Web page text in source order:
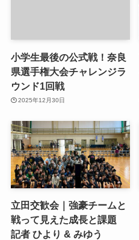
小学生最後の公式戦！奈良
県選手権大会チャレンジラ
ウンド1回戦
2025年12月30日
立田交歓会｜強豪チームと
戦って見えた成長と課題
記者 ひより & みゆう